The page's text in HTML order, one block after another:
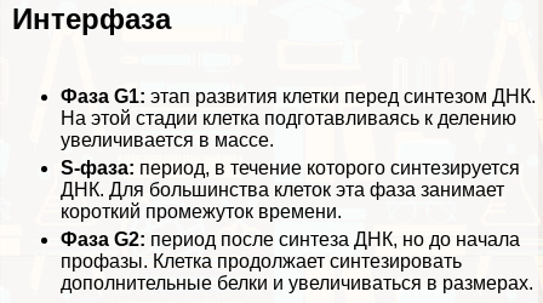
Интерфаза
Фаза G1: этап развития клетки перед синтезом ДНК.
На этой стадии клетка подготавливаясь к делению
увеличивается в массе.
S-фаза: период, в течение которого синтезируется
ДНК. Для большинства клеток эта фаза занимает
короткий промежуток времени.
Фаза G2: период после синтеза ДНК, но до начала
профазы. Клетка продолжает синтезировать
дополнительные белки и увеличиваться в размерах.